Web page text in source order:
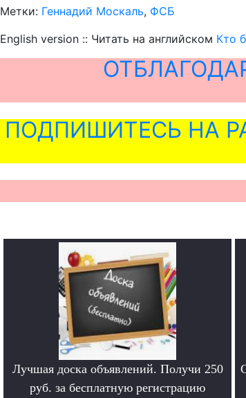
Метки: Геннадий Москаль, ФСБ
English version :: Читать на английском Кто
ПОДПИШИТЕСЬ НА
Лучшая доска объявлений. Получи 250
руб. за бесплатную регистрацию